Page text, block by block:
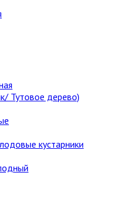
Тутовое дерево)
кустарники